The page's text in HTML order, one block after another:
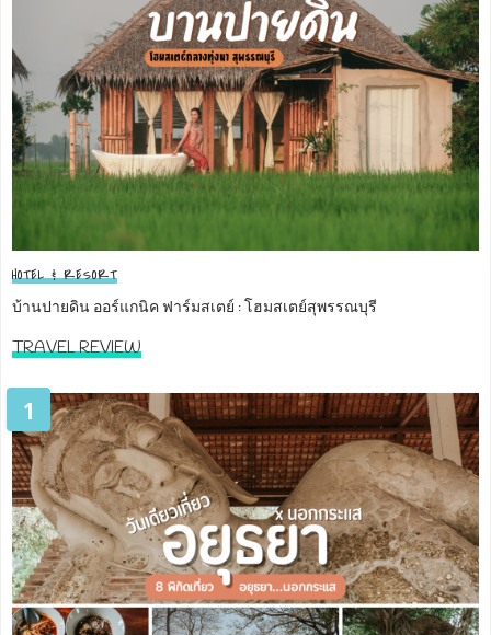
HOTEL & RESORT
บ้านปายดิน ออร์แกนิค ฟาร์มสเตย์ : โฮมสเตย์สุพรรณบุรี
TRAVEL REVIEW
1